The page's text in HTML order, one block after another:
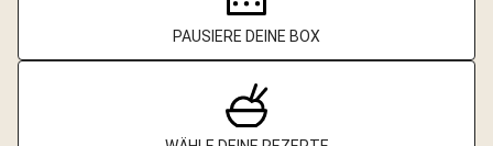
PAUSIERE DEINE BOX